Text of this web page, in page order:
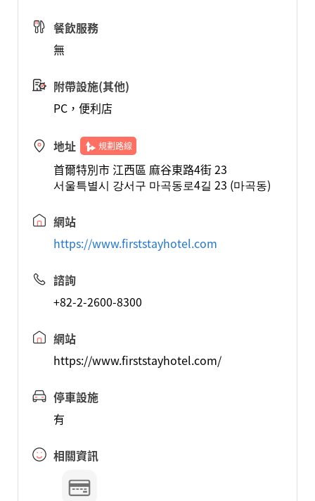
餐飲服務
無
附帶設施(其他)
PC，便利店
地址 規劃路線
首爾特別市 江西區 麻谷東路4街 23
서울특별시 강서구 마곡동로4길 23 (마곡동)
網站
https://www.firststayhotel.com
諮詢
+82-2-2600-8300
網站
https://www.firststayhotel.com/
停車設施
有
相關資訊